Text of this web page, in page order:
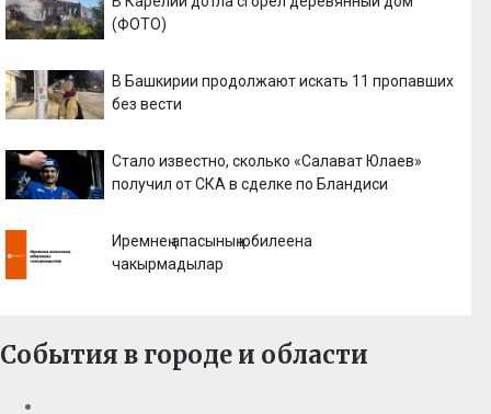
(ФОТО)
В Башкирии продолжают искать 11 пропавших
без вести
Стало известно, сколько «Салават Юлаев»
получил от СКА в сделке по Бландиси
Иремнең апасының юбилеена
чакырмадылар
События в городе и области